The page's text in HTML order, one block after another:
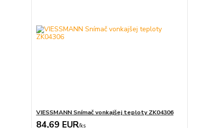
VIESSMANN Snímač vonkajšej teploty ZK04306
84,69 EUR/ks